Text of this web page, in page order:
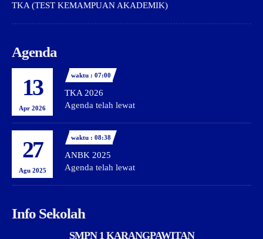
TKA (TEST KEMAMPUAN AKADEMIK)
Agenda
13
Apr 2026
waktu : 07:00
TKA 2026
Agenda telah lewat
27
Agu 2025
waktu : 08:38
ANBK 2025
Agenda telah lewat
Info Sekolah
SMPN 1 KARANGPAWITAN